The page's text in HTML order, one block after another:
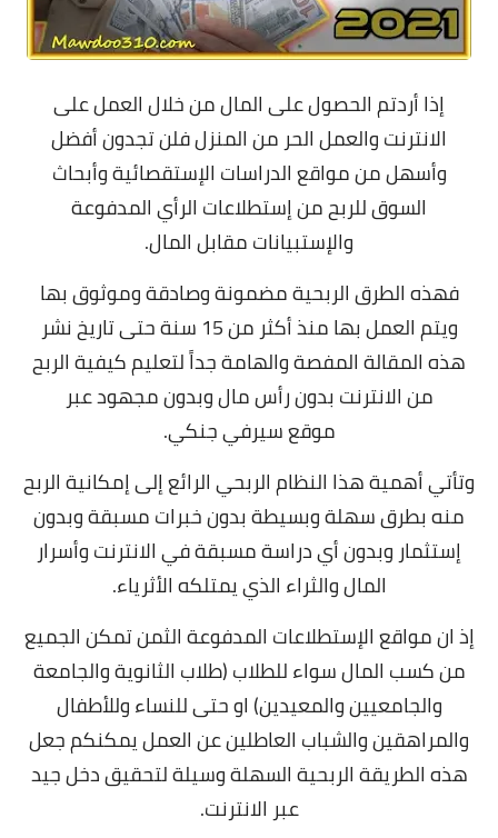
إذا أردتم الحصول على المال من خلال العمل على
الانترنت والعمل الحر من المنزل فلن تجدون أفضل
وأسهل من مواقع الدراسات الإستقصائية وأبحاث
السوق للربح من إستطلاعات الرأي المدفوعة
والإستبيانات مقابل المال.
فهذه الطرق الربحية مضمونة وصادقة وموثوق بها
ويتم العمل بها منذ أكثر من 15 سنة حتى تاريخ نشر
هذه المقالة المفصة والهامة جداً لتعليم كيفية الربح
من الانترنت بدون رأس مال وبدون مجهود عبر
موقع سيرفي جنكي.
وتأتي أهمية هذا النظام الربحي الرائع إلى إمكانية الربح
منه بطرق سهلة وبسيطة بدون خبرات مسبقة وبدون
إستثمار وبدون أي دراسة مسبقة في الانترنت وأسرار
المال والثراء الذي يمتلكه الأثرياء.
إذ ان مواقع الإستطلاعات المدفوعة الثمن تمكن الجميع
من كسب المال سواء للطلاب (طلاب الثانوية والجامعة
والجامعيين والمعيدين) او حتى للنساء وللأطفال
والمراهقين والشباب العاطلين عن العمل يمكنكم جعل
هذه الطريقة الربحية السهلة وسيلة لتحقيق دخل جيد
عبر الانترنت.